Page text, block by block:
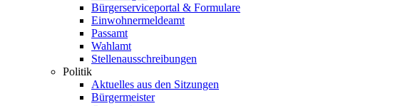
Bürgerserviceportal & Formulare
Einwohnermeldeamt
Passamt
Wahlamt
Stellenausschreibungen
Politik
Aktuelles aus den Sitzungen
Bürgermeister